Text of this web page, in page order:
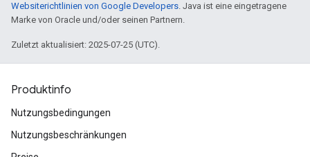
Websiterichtlinien von Google Developers. Java ist eine eingetragene
Marke von Oracle und/oder seinen Partnern.
Zuletzt aktualisiert: 2025-07-25 (UTC).
Produktinfo
Nutzungsbedingungen
Nutzungsbeschränkungen